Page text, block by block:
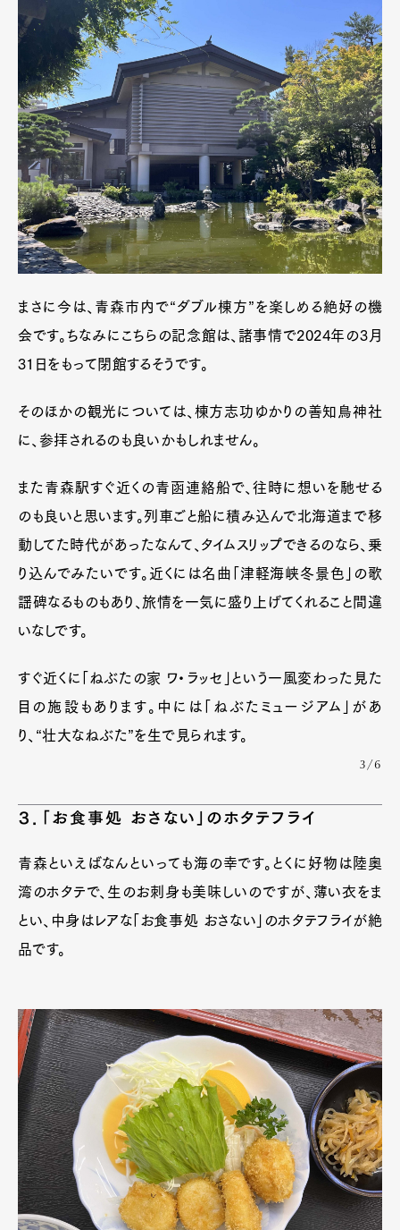
まさに今は、青森市内で“ダブル棟方”を楽しめる絶好の機
会です。ちなみにこちらの記念館は、諸事情で2024年の3月
31日をもって閉館するそうです。
そのほかの観光については、棟方志功ゆかりの善知鳥神社
に、参拝されるのも良いかもしれません。
また青森駅すぐ近くの青函連絡船で、往時に想いを馳せる
のも良いと思います。列車ごと船に積み込んで北海道まで移
動してた時代があったなんて、タイムスリップできるのなら、乗
り込んでみたいです。近くには名曲「津軽海峡冬景色」の歌
謡碑なるものもあり、旅情を一気に盛り上げてくれること間違
いなしです。
すぐ近くに「ねぶたの家 ワ・ラッセ」という一風変わった見た
目の施設もあります。中には「ねぶたミュージアム」があ
り、“壮大なねぶた”を生で見られます。
3/6
３．「お食事処 おさない」のホタテフライ
青森といえばなんといっても海の幸です。とくに好物は陸奥
湾のホタテで、生のお刺身も美味しいのですが、薄い衣をま
とい、中身はレアな「お食事処 おさない」のホタテフライが絶
品です。